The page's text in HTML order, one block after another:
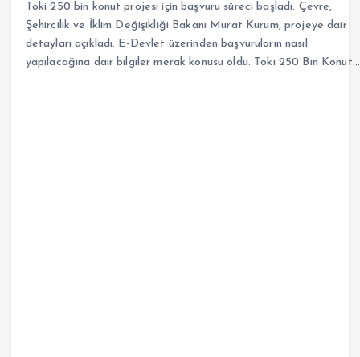
Toki 250 bin konut projesi için başvuru süreci başladı. Çevre,
Şehircilik ve İklim Değişikliği Bakanı Murat Kurum, projeye dair
detayları açıkladı. E-Devlet üzerinden başvuruların nasıl
yapılacağına dair bilgiler merak konusu oldu. Toki 250 Bin Konut…